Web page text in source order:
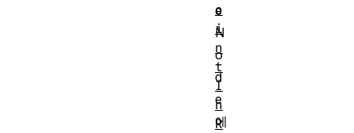
e
N
o
d
e
에
o
i
n
t
I
n
R